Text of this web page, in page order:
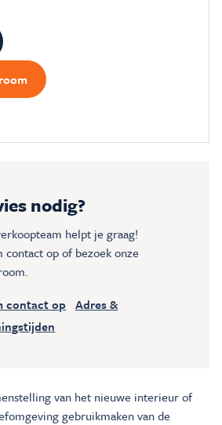
nodig?
helpt je graag!
contact op of bezoek onze
contact op Adres &
van het nieuwe interieur of
gebruikmaken van de